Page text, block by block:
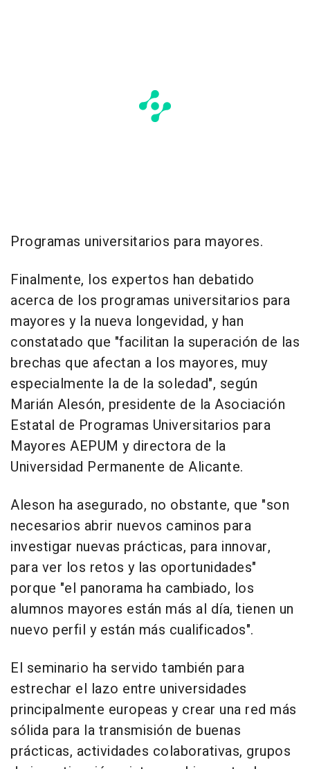
Programas universitarios para mayores.
Finalmente, los expertos han debatido
acerca de los programas universitarios para
mayores y la nueva longevidad, y han
constatado que "facilitan la superación de las
brechas que afectan a los mayores, muy
especialmente la de la soledad", según
Marián Alesón, presidente de la Asociación
Estatal de Programas Universitarios para
Mayores AEPUM y directora de la
Universidad Permanente de Alicante.
Aleson ha asegurado, no obstante, que "son
necesarios abrir nuevos caminos para
investigar nuevas prácticas, para innovar,
para ver los retos y las oportunidades"
porque "el panorama ha cambiado, los
alumnos mayores están más al día, tienen un
nuevo perfil y están más cualificados".
El seminario ha servido también para
estrechar el lazo entre universidades
principalmente europeas y crear una red más
sólida para la transmisión de buenas
prácticas, actividades colaborativas, grupos